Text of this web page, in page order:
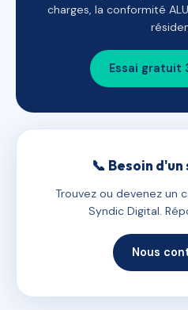
charges, la conformité
Essai gratuit
📞 Besoin d'un
Trouvez ou devenez un
Syndic Digital.
Nous